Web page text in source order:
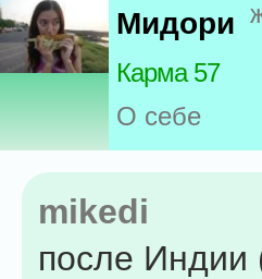
Мидори
Карма 57
О себе
mikedi
после Индии